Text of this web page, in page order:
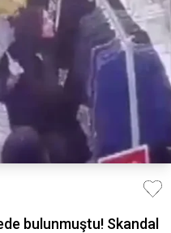
bulunmuştu! Skandal